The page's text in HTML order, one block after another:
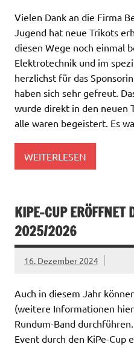
Vielen Dank an die Firma
Jugend hat neue Trikots
diesen Wege noch einmal
Elektrotechnik und im
herzlichst für das
haben sich sehr gefreut.
wurde direkt in den neuen
alle waren begeistert. Es
WEITERLESEN
KIPE-CUP ERÖFFNET
2025/2026
16. Dezember 2024
Auch in diesem Jahr
(weitere Informationen
Rundum-Band
Event durch den KiPe-Cup